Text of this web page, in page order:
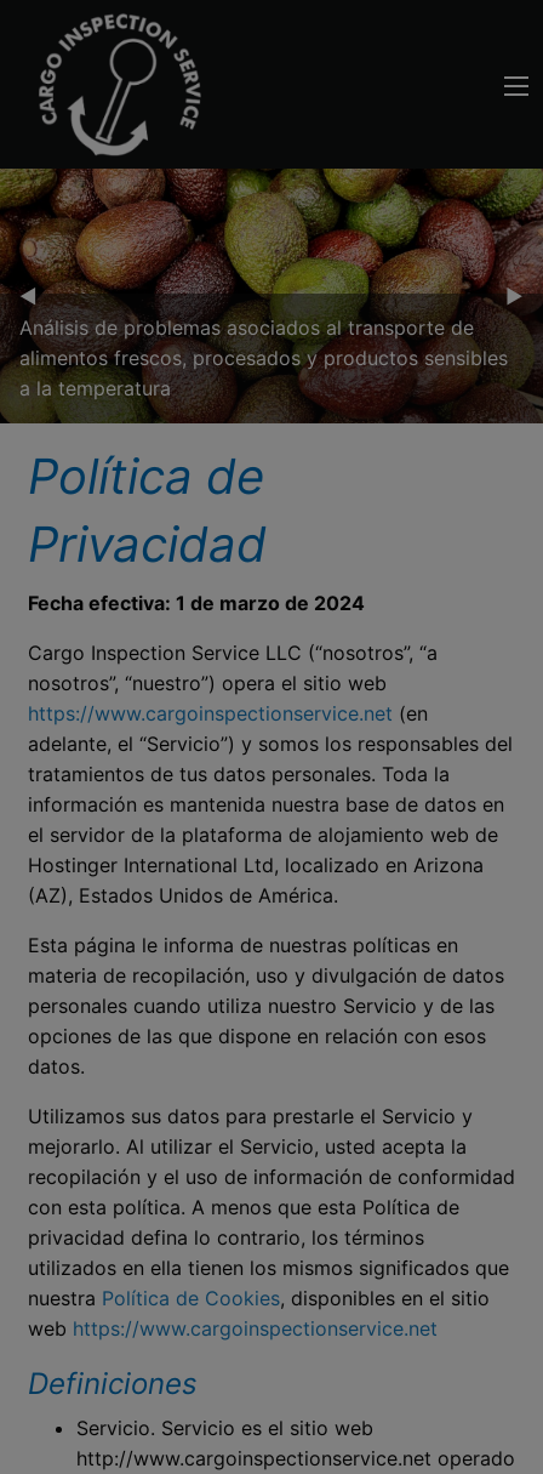
Previous Slide
◀︎
▶︎
Análisis de problemas asociados al transporte de
alimentos frescos, procesados y productos sensibles
a la temperatura
Política de
Privacidad
Fecha efectiva: 1 de marzo de 2024
Cargo Inspection Service LLC (“nosotros”, “a
nosotros”, “nuestro”) opera el sitio web
https://www.cargoinspectionservice.net (en
adelante, el “Servicio”) y somos los responsables del
tratamientos de tus datos personales. Toda la
información es mantenida nuestra base de datos en
el servidor de la plataforma de alojamiento web de
Hostinger International Ltd, localizado en Arizona
(AZ), Estados Unidos de América.
Esta página le informa de nuestras políticas en
materia de recopilación, uso y divulgación de datos
personales cuando utiliza nuestro Servicio y de las
opciones de las que dispone en relación con esos
datos.
Utilizamos sus datos para prestarle el Servicio y
mejorarlo. Al utilizar el Servicio, usted acepta la
recopilación y el uso de información de conformidad
con esta política. A menos que esta Política de
privacidad defina lo contrario, los términos
utilizados en ella tienen los mismos significados que
nuestra Política de Cookies, disponibles en el sitio
web https://www.cargoinspectionservice.net
Definiciones
Servicio. Servicio es el sitio web
http://www.cargoinspectionservice.net operado